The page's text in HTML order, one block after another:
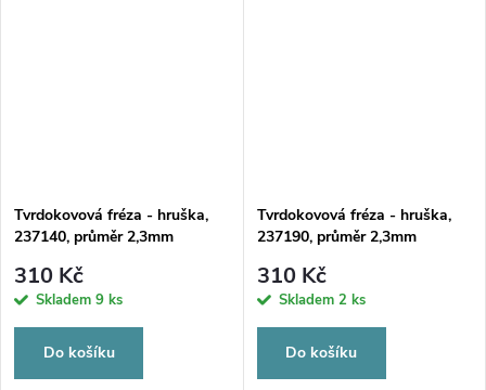
Tvrdokovová fréza - hruška,
237140, průměr 2,3mm
310 Kč
Skladem 9 ks
Do košíku
Tvrdokovová fréza - hruška,
237190, průměr 2,3mm
310 Kč
Skladem 2 ks
Do košíku